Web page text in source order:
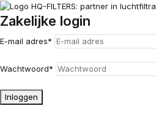
Zakelijke login
E-mail adres*
Wachtwoord*
Inloggen